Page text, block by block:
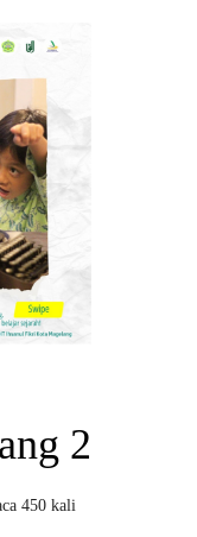
2
450 kali